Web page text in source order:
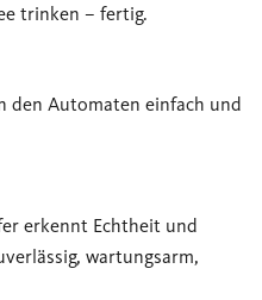
trinken – fertig.
den Automaten einfach und
erkennt Echtheit und
wartungsarm,